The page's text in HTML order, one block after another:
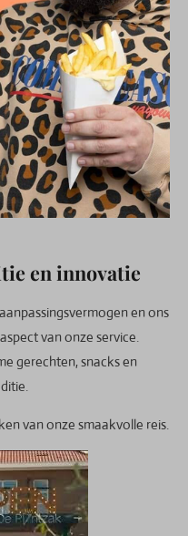
en innovatie
en ons
van onze service.
gerechten, snacks en
van onze smaakvolle reis.